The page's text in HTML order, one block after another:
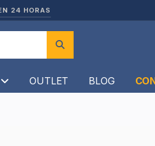
24 HORAS
OUTLET BLOG